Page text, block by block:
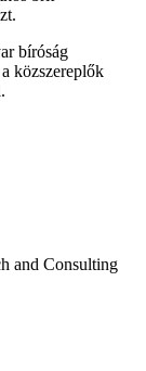
bíróság
közszereplők
and Consulting